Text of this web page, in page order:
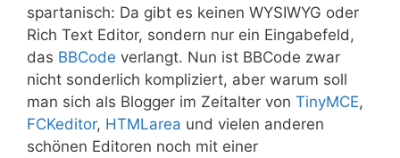
spartanisch: Da gibt es keinen WYSIWYG oder
Rich Text Editor, sondern nur ein Eingabefeld,
das BBCode verlangt. Nun ist BBCode zwar
nicht sonderlich kompliziert, aber warum soll
man sich als Blogger im Zeitalter von TinyMCE,
FCKeditor, HTMLarea und vielen anderen
schönen Editoren noch mit einer